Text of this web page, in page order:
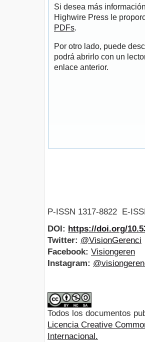
Si desea más
Highwire Press le
PDFs.
Por otro lado, puede
podrá abrirlo con un
enlace anterior.
P-ISSN 1317-8822 E-
DOI: https://doi.org/
Twitter: @VisionGerenci
Facebook: Visiongeren
Instagram:
Todos los documentos
Licencia Creative
Internacional.